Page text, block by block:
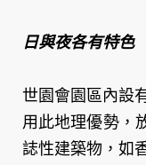
日與夜各有特色
世園會園區內設
用此地理優勢，
誌性建築物，如